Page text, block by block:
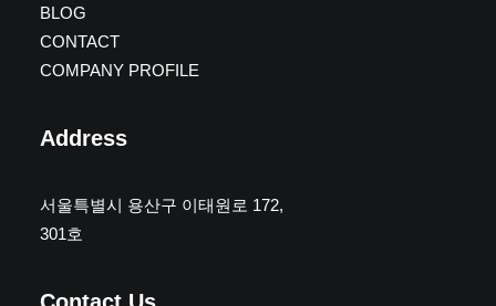
BLOG
CONTACT
COMPANY PROFILE
Address
서울특별시 용산구 이태원로 172,
301호